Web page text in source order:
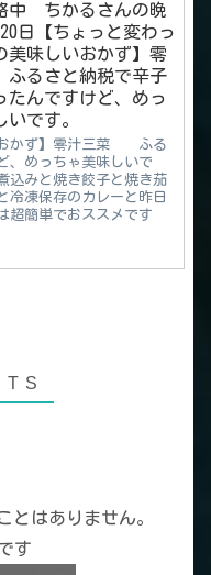
中 ちかるさんの晩
日【ちょっと変わっ
美味しいおかず】零
るさと納税で辛子
たんですけど、めっ
いです。
おかず】零汁三菜 ふる
、めっちゃ美味しいで
込みと焼き餃子と焼き茄
冷凍保存のカレーと昨日
超簡単でおススメです
とはありません。
す